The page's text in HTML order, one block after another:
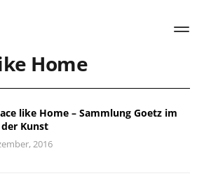
Home
like Home – Sammlung Goetz im
Kunst
2016